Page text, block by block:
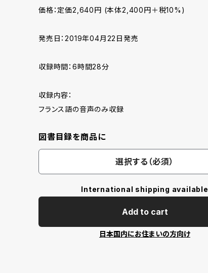
価格：定価2,640円 (本体2,400円＋税10%)
発売日：2019年04月22日発売
収録時間：6時間28分
収録内容：
フランス語の音声のみ収録
図書目録を商品に
選択する（必須）
International shipping available
Add to cart
日本国内にお住まいの方向け